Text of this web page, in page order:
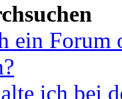
ein Forum
ich bei